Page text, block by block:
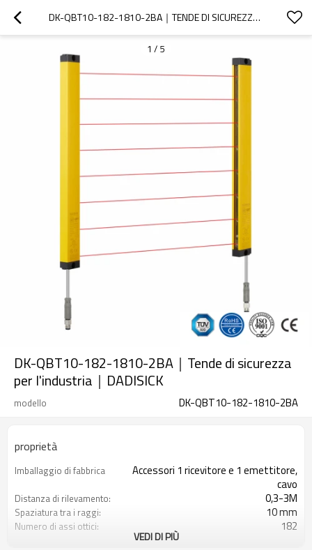
DK-QBT10-182-1810-2BA｜TENDE DI SICUREZZA PER L'INDUSTRIA｜DADISICK
1 / 5
DK-QBT10-182-1810-2BA｜Tende di sicurezza
per l'industria｜DADISICK
modello DK-QBT10-182-1810-2BA
proprietà
Imballaggio di fabbrica
Accessori 1 ricevitore e 1 emettitore,
cavo
Distanza di rilevamento: 0,3-3M
Spaziatura tra i raggi: 10 mm
Numero di assi ottici: 182
VEDI DI PIÙ